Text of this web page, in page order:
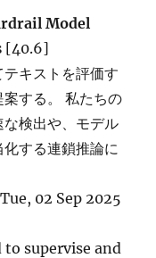
に
Model
[40.6]
キストを評価す
する。 私たちの
検出や、モデル
する連鎖推論に
02 Sep 2025
to supervise and